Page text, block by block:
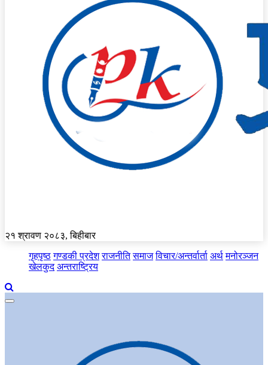
२१ श्रावण २०८३, बिहीबार
गृहपृष्ठ गण्डकी प्रदेश राजनीति समाज विचार/अन्तर्वार्ता अर्थ मनोरञ्जन
खेलकुद अन्तराष्ट्रिय